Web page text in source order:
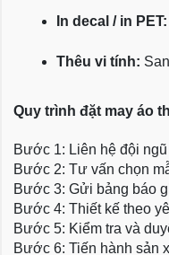
In decal / in PET:
Thêu vi tính:
Quy trình đặt may áo
Bước 1: Liên hệ đội
Bước 2: Tư vấn chọn
Bước 3: Gửi bảng báo
Bước 4: Thiết kế theo
Bước 5: Kiểm tra và
Bước 6: Tiến hành sản